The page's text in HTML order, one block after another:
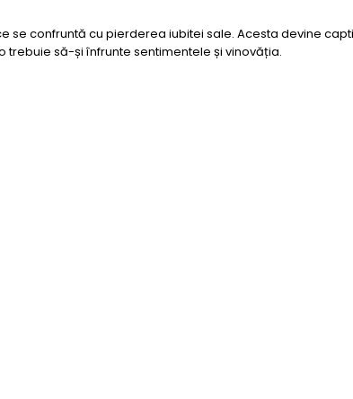
se confruntă cu pierderea iubitei sale. Acesta devine
trebuie să-și înfrunte sentimentele și vinovăția.